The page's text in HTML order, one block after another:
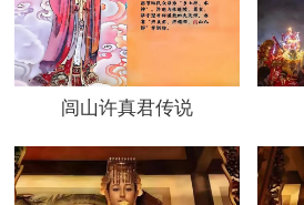
闾山许真君传说